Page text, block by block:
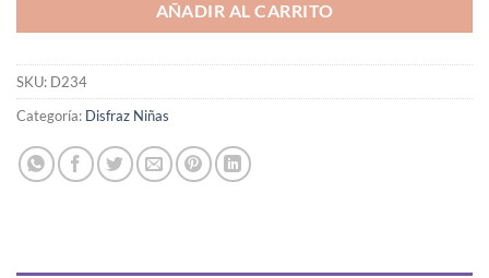
AÑADIR AL CARRITO
SKU: D234
Categoría: Disfraz Niñas